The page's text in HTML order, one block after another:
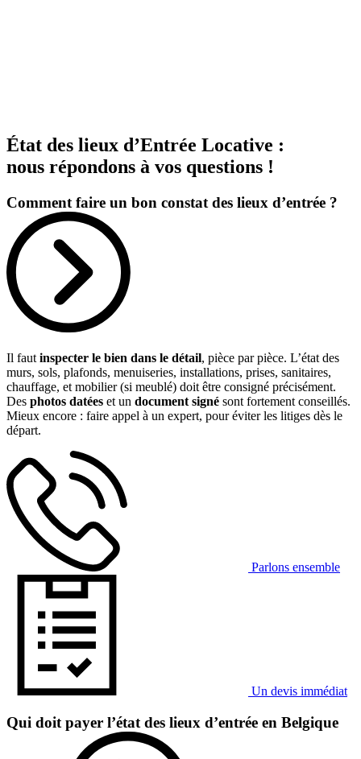
État des lieux d’Entrée Locative :
nous répondons à vos questions !
Comment faire un bon constat des lieux d’entrée ?
Il faut inspecter le bien dans le détail, pièce par pièce. L’état des
murs, sols, plafonds, menuiseries, installations, prises, sanitaires,
chauffage, et mobilier (si meublé) doit être consigné précisément.
Des photos datées et un document signé sont fortement conseillés.
Mieux encore : faire appel à un expert, pour éviter les litiges dès le
départ.
Parlons ensemble
Un devis immédiat
Qui doit payer l’état des lieux d’entrée en Belgique